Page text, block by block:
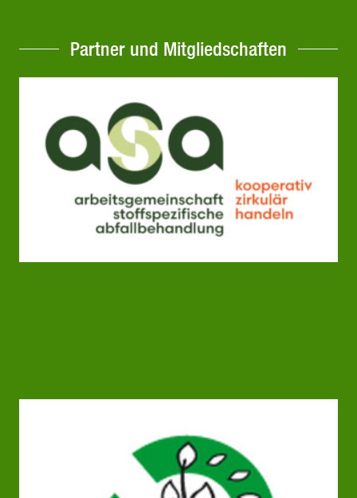
Partner und Mitgliedschaften